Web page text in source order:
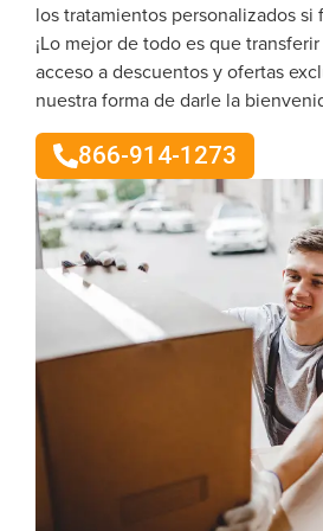
los tratamientos personalizados si
¡Lo mejor de todo es que
acceso a descuentos y ofertas
nuestra forma de darle la
866-914-1273